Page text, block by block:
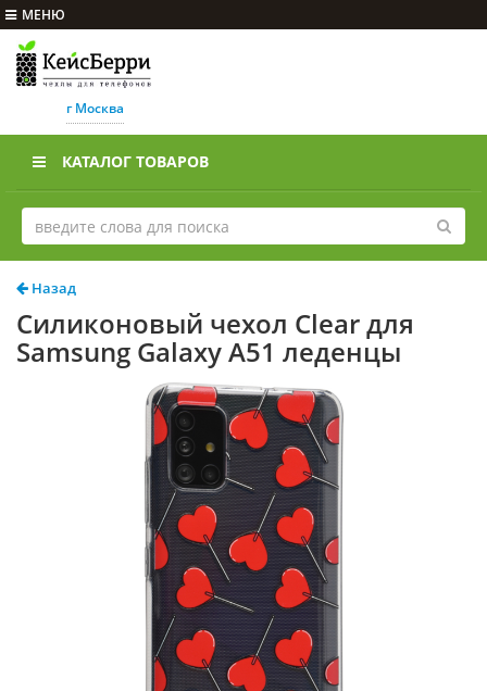
МЕНЮ
г Москва
КАТАЛОГ ТОВАРОВ
Назад
Силиконовый чехол Clear для
Samsung Galaxy A51 леденцы